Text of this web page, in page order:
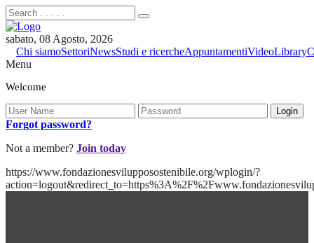
sabato, 08 Agosto, 2026
Chi siamoSettoriNewsStudi e ricercheAppuntamentiVideoLibrary
Menu
Welcome
Forgot password?
Not a member? Join today
https://www.fondazionesvilupposostenibile.org/wplogin/?